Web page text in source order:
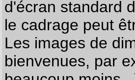
d'écran standard
le cadrage peut
Les images de
bienvenues, par